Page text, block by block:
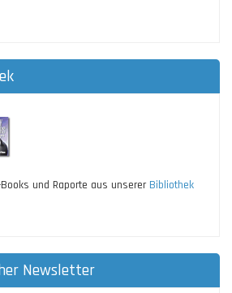
und Raporte aus unserer Bibliothek
Newsletter